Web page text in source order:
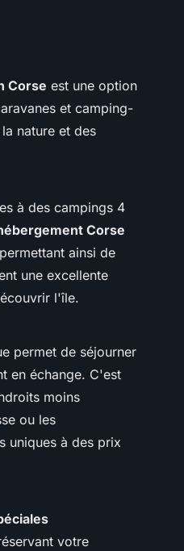
Corse est une option
et camping-
nature et des
à des campings 4
Corse
ainsi de
une excellente
l'île.
permet de séjourner
en échange. C'est
moins
ou les
uniques à des prix
votre